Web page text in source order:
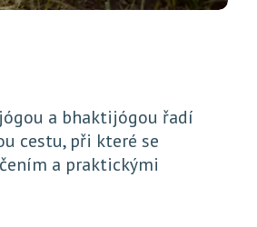
a bhaktijógou řadí
cestu, při které se
a praktickými